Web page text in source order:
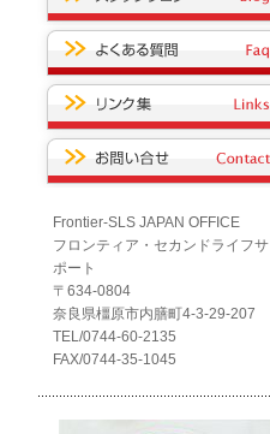
Frontier-SLS JAPAN OFFICE
フロンティア・セカンドライフサ
ポート
〒634-0804
奈良県橿原市内膳町4-3-29-207
TEL/0744-60-2135
FAX/0744-35-1045